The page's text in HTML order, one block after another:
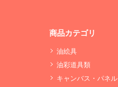
商品カテゴリ
油絵具
油彩道具類
キャンバス・パネル